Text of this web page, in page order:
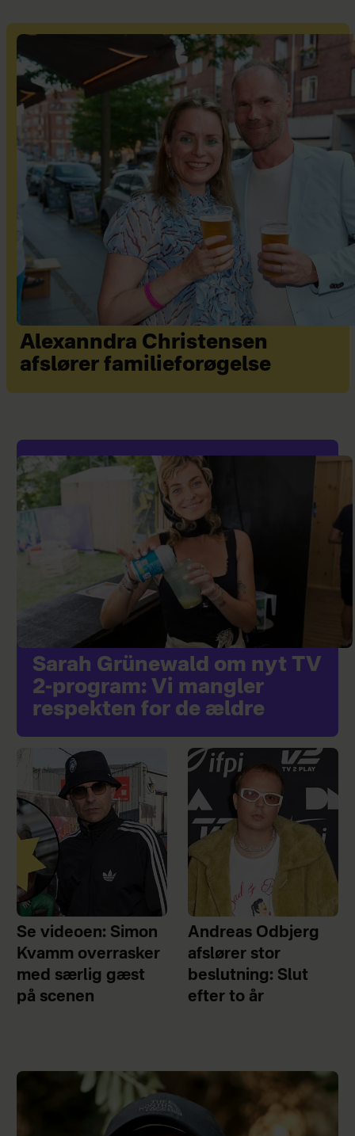
Alexanndra Christensen
afslører familieforøgelse
Sarah Grünewald om nyt TV
2-program: Vi mangler
respekten for de ældre
Se videoen: Simon
Kvamm overrasker
med særlig gæst
på scenen
Andreas Odbjerg
afslører stor
beslutning: Slut
efter to år